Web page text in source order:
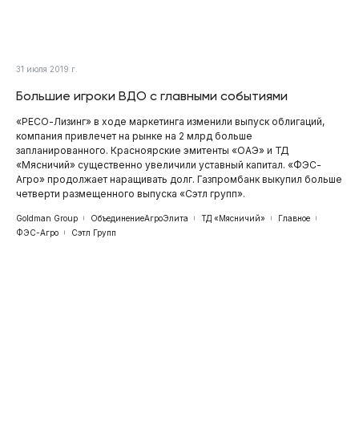
31 июля 2019 г.
Большие игроки ВДО с главными событиями
«РЕСО-Лизинг» в ходе маркетинга изменили выпуск облигаций,
компания привлечет на рынке на 2 млрд больше
запланированного. Красноярские эмитенты «ОАЭ» и ТД
«Мясничий» существенно увеличили уставный капитал. «ФЭС-
Агро» продолжает наращивать долг. Газпромбанк выкупил больше
четверти размещенного выпуска «Сэтл групп».
Goldman Group ОбъединениеАгроЭлита ТД «Мясничий»
Главное
ФЭС-Агро
Сэтл Групп